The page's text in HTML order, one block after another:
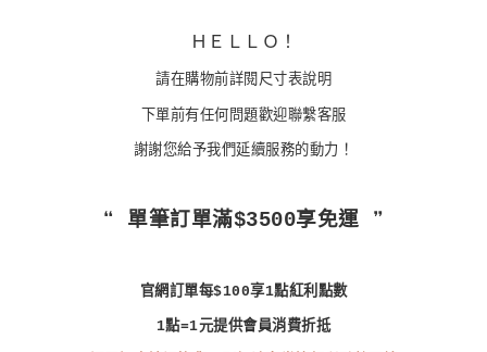
ＨＥＬＬＯ！
請在購物前詳閱尺寸表說明
下單前有任何問題歡迎聯繫客服
謝謝您給予我們延續服務的動力！
❝ 單筆訂單滿$3500享免運 ❞
官網訂單每$100享1點紅利點數
1點=1元提供會員消費折抵